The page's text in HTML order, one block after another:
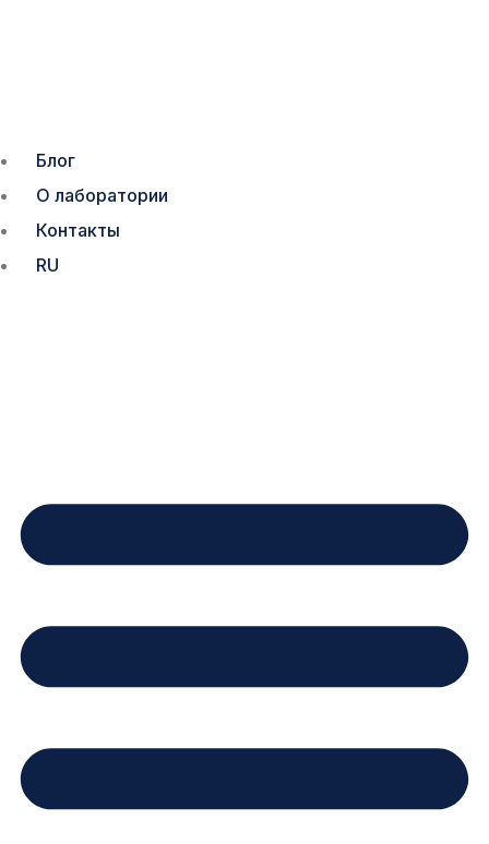
Блог
О лаборатории
Контакты
RU